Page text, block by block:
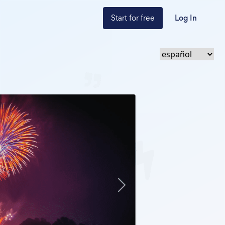
Start for free Log In